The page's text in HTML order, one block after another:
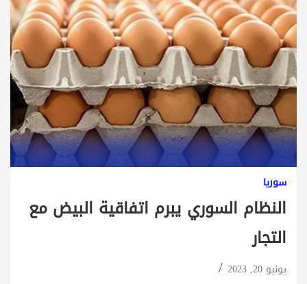
سوريا
النظام السوري يبرم اتفاقية البيض مع
التجار
يونيو 20, 2023